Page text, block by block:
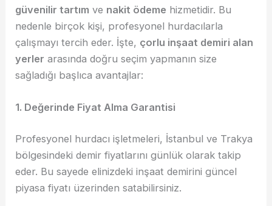
güvenilir tartım ve nakit ödeme hizmetidir. Bu
nedenle birçok kişi, profesyonel hurdacılarla
çalışmayı tercih eder. İşte, çorlu inşaat demiri alan
yerler arasında doğru seçim yapmanın size
sağladığı başlıca avantajlar:
1. Değerinde Fiyat Alma Garantisi
Profesyonel hurdacı işletmeleri, İstanbul ve Trakya
bölgesindeki demir fiyatlarını günlük olarak takip
eder. Bu sayede elinizdeki inşaat demirini güncel
piyasa fiyatı üzerinden satabilirsiniz.